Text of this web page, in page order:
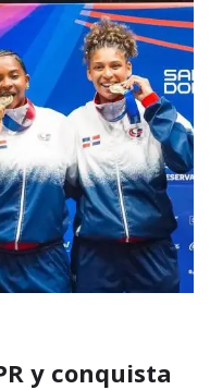
y conquista